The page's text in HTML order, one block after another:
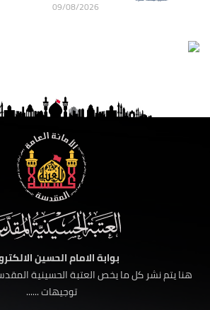
09/08/2026
بوابة الامام الحسين
هنا يتم نشر كل ما يخص العتبة الحسينية
توجيهات ......